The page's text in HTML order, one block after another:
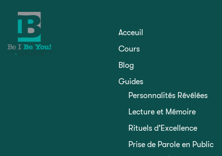
Acceuil
Cours
Blog
Guides
Personnalités Révélées
Lecture et Mémoire
Rituels d’Excellence
Prise de Parole en Public